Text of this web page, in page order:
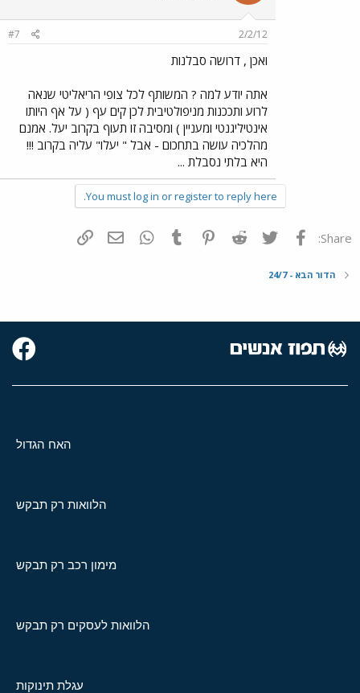
2/2/12
#7
ואכן , דרושה סבלנות
אתה יודע למה ? המשותף לכל צופי הריאליטי שנאה
לרוע ותככנות מניפולטיבית לכן קים עף ( על אף היותו
אינטיליגנטי ומעניין ) ומסיבה זו תעוף בקרוב יעל. אמנם
מהלכיה עושה בתחכום - אבל " יעלו" עליה בקרוב !!!
היא בלתי נסבלת ...
You must log in or register to reply here.
Share: פייסבוק Twitter
Reddit
Pinterest
Tumblr
WhatsAppדואר אלקטרוני
הדור הבא - 24/7
האח הגדול
הלוואות רק תבקש
מימון רכב רק תבקש
הלוואות לעסקים רק תבקש
עגלת תינוקות